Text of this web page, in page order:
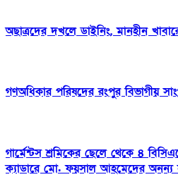
অছাত্রদের দখলে ডাইনিং, মানহীন
গণঅধিকার পরিষদের রংপুর বিভাগীয়
গার্মেন্টস শ্রমিকের ছেলে থেকে ৪
ক্যাডারে মো. ফয়সাল আহমেদের অনন্য